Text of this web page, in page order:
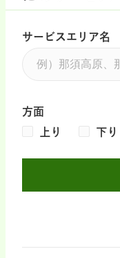
サービスエリア名
方面
上り
下り